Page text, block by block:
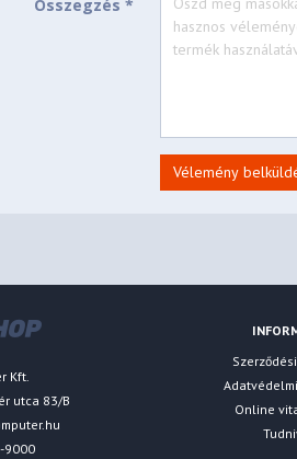
Összegzés *
Vélemény
Kft.
utca 83/B
9000
Online